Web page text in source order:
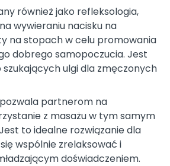
również jako refleksologia,
wywieraniu nacisku na
na stopach w celu promowania
dobrego samopoczucia. Jest
ulgi dla zmęczonych
partnerom na
z masażu w tym samym
to idealne rozwiązanie dla
wspólnie zrelaksować i
doświadczeniem.